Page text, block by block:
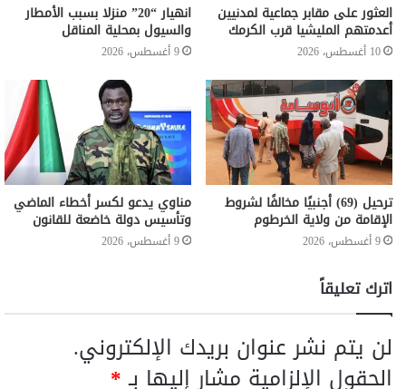
العثور على مقابر جماعية لمدنيين
أعدمتهم المليشيا قرب الكرمك
10 أغسطس، 2026
انهيار “20” منزلا بسبب الأمطار
والسيول بمحلية المناقل
9 أغسطس، 2026
ترحيل (69) أجنبيًا مخالفًا لشروط
الإقامة من ولاية الخرطوم
9 أغسطس، 2026
مناوي يدعو لكسر أخطاء الماضي
وتأسيس دولة خاضعة للقانون
9 أغسطس، 2026
اترك تعليقاً
لن يتم نشر عنوان بريدك الإلكتروني.
الحقول الإلزامية مشار إليها بـ*